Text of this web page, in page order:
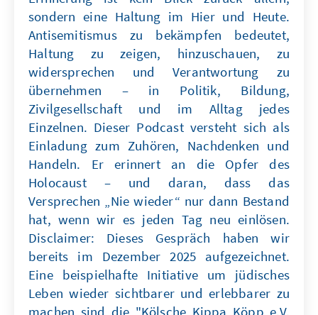
sondern eine Haltung im Hier und Heute.
Antisemitismus zu bekämpfen bedeutet,
Haltung zu zeigen, hinzuschauen, zu
widersprechen und Verantwortung zu
übernehmen – in Politik, Bildung,
Zivilgesellschaft und im Alltag jedes
Einzelnen. Dieser Podcast versteht sich als
Einladung zum Zuhören, Nachdenken und
Handeln. Er erinnert an die Opfer des
Holocaust – und daran, dass das
Versprechen „Nie wieder“ nur dann Bestand
hat, wenn wir es jeden Tag neu einlösen.
Disclaimer: Dieses Gespräch haben wir
bereits im Dezember 2025 aufgezeichnet.
Eine beispielhafte Initiative um jüdisches
Leben wieder sichtbarer und erlebbarer zu
machen sind die "Kölsche Kippa Köpp e.V.